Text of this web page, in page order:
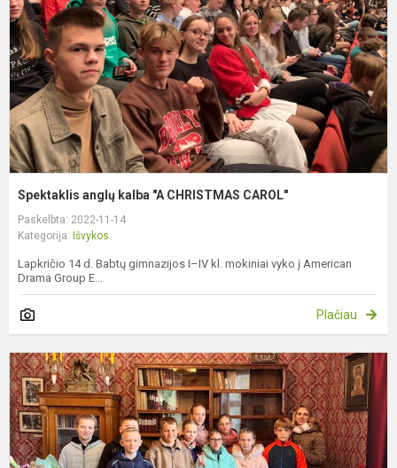
Spektaklis anglų kalba "A CHRISTMAS CAROL"
Paskelbta: 2022-11-14
Kategorija: Išvykos
Lapkričio 14 d. Babtų gimnazijos I–IV kl. mokiniai vyko į American
Drama Group E...
Plačiau